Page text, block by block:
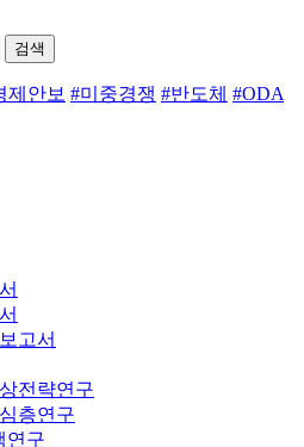
검색
제안보 #미중경쟁 #반도체 #ODA
고서
전략연구
층연구
연구